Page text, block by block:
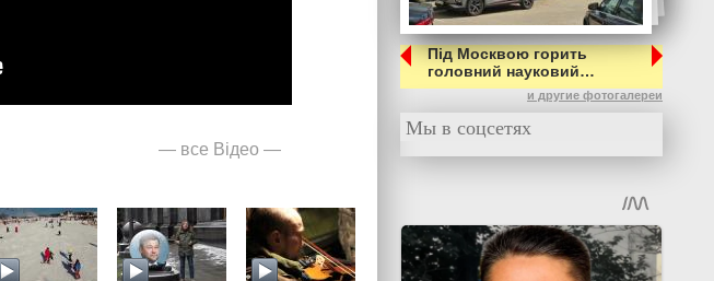
— все Відео —
Під Москвою горить
головний науковий…
и другие фотогалереи
Мы в соцсетях